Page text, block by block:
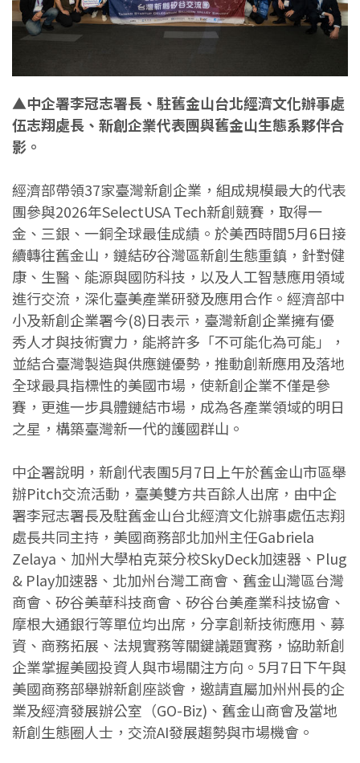
▲中企署李冠志署長、駐舊金山台北經濟文化辦事處
伍志翔處長、新創企業代表團與舊金山生態系夥伴合
影。
經濟部帶領37家臺灣新創企業，組成規模最大的代表
團參與2026年SelectUSA Tech新創競賽，取得一
金、三銀、一銅全球最佳成績。於美西時間5月6日接
續轉往舊金山，鏈結矽谷灣區新創生態重鎮，針對健
康、生醫、能源與國防科技，以及人工智慧應用領域
進行交流，深化臺美產業研發及應用合作。經濟部中
小及新創企業署今(8)日表示，臺灣新創企業擁有優
秀人才與技術實力，能將許多「不可能化為可能」，
並結合臺灣製造與供應鏈優勢，推動創新應用及落地
全球最具指標性的美國市場，使新創企業不僅是參
賽，更進一步具體鏈結市場，成為各產業領域的明日
之星，構築臺灣新一代的護國群山。
中企署說明，新創代表團5月7日上午於舊金山市區舉
辦Pitch交流活動，臺美雙方共百餘人出席，由中企
署李冠志署長及駐舊金山台北經濟文化辦事處伍志翔
處長共同主持，美國商務部北加州主任Gabriela
Zelaya、加州大學柏克萊分校SkyDeck加速器、Plug
& Play加速器、北加州台灣工商會、舊金山灣區台灣
商會、矽谷美華科技商會、矽谷台美產業科技協會、
摩根大通銀行等單位均出席，分享創新技術應用、募
資、商務拓展、法規實務等關鍵議題實務，協助新創
企業掌握美國投資人與市場關注方向。5月7日下午與
美國商務部舉辦新創座談會，邀請直屬加州州長的企
業及經濟發展辦公室（GO-Biz)、舊金山商會及當地
新創生態圈人士，交流AI發展趨勢與市場機會。